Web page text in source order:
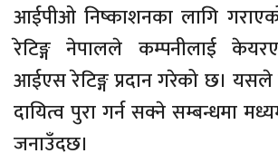
आईपीओ निष्काशनका लागि
रेटिङ्ग नेपालले कम्पनीलाई
आईएस रेटिङ्ग प्रदान गरेको छ। यसले
दायित्व पुरा गर्न सक्ने सम्बन्धमा
जनाउँदछ।